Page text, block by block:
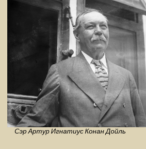
Сэр Артур Игнатиус Конан Дойль